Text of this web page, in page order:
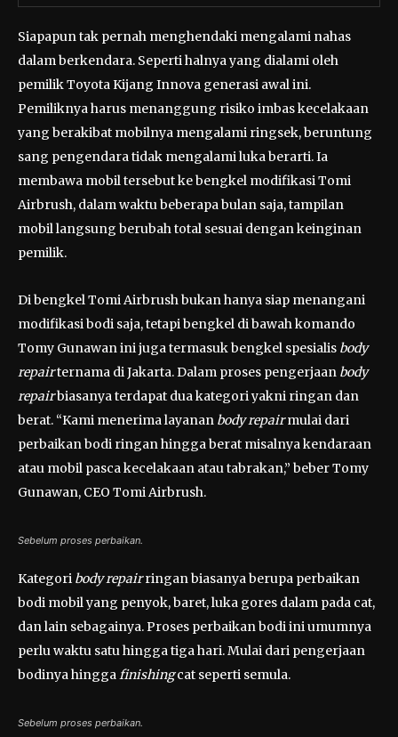
Siapapun tak pernah menghendaki mengalami nahas
dalam berkendara. Seperti halnya yang dialami oleh
pemilik Toyota Kijang Innova generasi awal ini.
Pemiliknya harus menanggung risiko imbas kecelakaan
yang berakibat mobilnya mengalami ringsek, beruntung
sang pengendara tidak mengalami luka berarti. Ia
membawa mobil tersebut ke bengkel modifikasi Tomi
Airbrush, dalam waktu beberapa bulan saja, tampilan
mobil langsung berubah total sesuai dengan keinginan
pemilik.
Di bengkel Tomi Airbrush bukan hanya siap menangani
modifikasi bodi saja, tetapi bengkel di bawah komando
Tomy Gunawan ini juga termasuk bengkel spesialis body
repairternama di Jakarta. Dalam proses pengerjaan body
repairbiasanya terdapat dua kategori yakni ringan dan
berat. “Kami menerima layanan body repairmulai dari
perbaikan bodi ringan hingga berat misalnya kendaraan
atau mobil pasca kecelakaan atau tabrakan,” beber Tomy
Gunawan, CEO Tomi Airbrush.
Sebelum proses perbaikan.
Kategori body repairringan biasanya berupa perbaikan
bodi mobil yang penyok, baret, luka gores dalam pada cat,
dan lain sebagainya. Proses perbaikan bodi ini umumnya
perlu waktu satu hingga tiga hari. Mulai dari pengerjaan
bodinya hinggafinishingcat seperti semula.
Sebelum proses perbaikan.